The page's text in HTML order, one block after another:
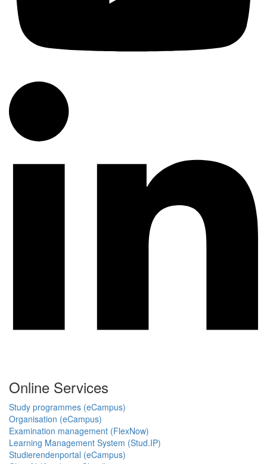
Online Services
Study programmes (eCampus)
Organisation (eCampus)
Examination management (FlexNow)
Learning Management System (Stud.IP)
Studierendenportal (eCampus)